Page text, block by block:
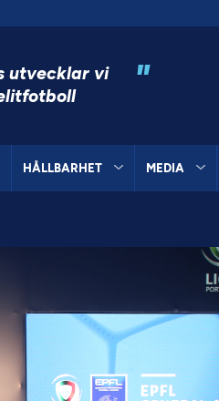
utvecklar vi
"
HÅLLBARHET MEDIA